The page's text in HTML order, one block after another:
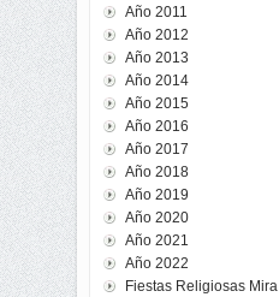
Año 2011
Año 2012
Año 2013
Año 2014
Año 2015
Año 2016
Año 2017
Año 2018
Año 2019
Año 2020
Año 2021
Año 2022
Fiestas Religiosas Mira